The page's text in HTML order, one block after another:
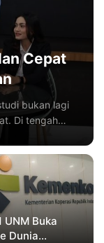
Cepat
bukan lagi
Di tengah
UNM Buka
Dunia